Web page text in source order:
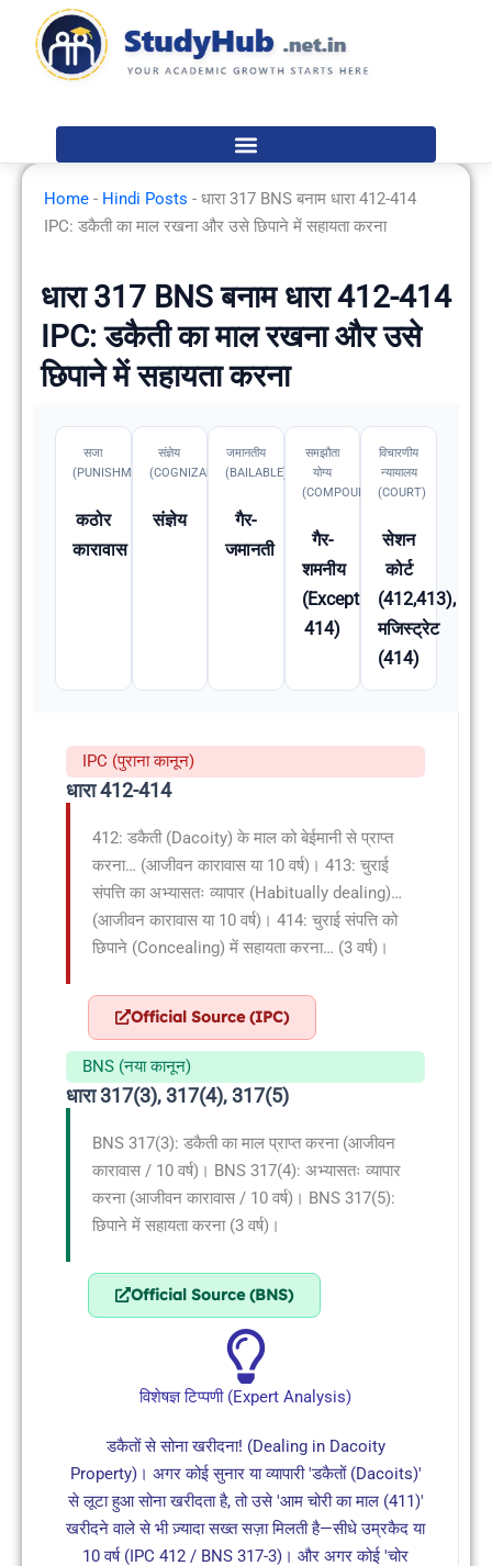
content
Home - Hindi Posts - धारा 317 BNS बनाम धारा 412-414
IPC: डकैती का माल रखना और उसे छिपाने में सहायता करना
धारा 317 BNS बनाम धारा 412-414
IPC: डकैती का माल रखना और उसे
छिपाने में सहायता करना
सजा
(PUNISHMENT)
कठोर
कारावास
संज्ञेय
(COGNIZABLE)
संज्ञेय
जमानतीय
(BAILABLE)
गैर-
जमानती
समझौता
योग्य
(COMPOUNDABLE
गैर-
शमनीय
(Except
414)
विचारणीय
न्यायालय
(COURT)
सेशन
कोर्ट
(412,413),
मजिस्ट्रेट
(414)
IPC (पुराना कानून)
धारा 412-414
412: डकैती (Dacoity) के माल को बेईमानी से प्राप्त
करना… (आजीवन कारावास या 10 वर्ष)। 413: चुराई
संपत्ति का अभ्यासतः व्यापार (Habitually dealing)…
(आजीवन कारावास या 10 वर्ष)। 414: चुराई संपत्ति को
छिपाने (Concealing) में सहायता करना… (3 वर्ष)।
Official Source (IPC)
BNS (नया कानून)
धारा 317(3), 317(4), 317(5)
BNS 317(3): डकैती का माल प्राप्त करना (आजीवन
कारावास / 10 वर्ष)। BNS 317(4): अभ्यासतः व्यापार
करना (आजीवन कारावास / 10 वर्ष)। BNS 317(5):
छिपाने में सहायता करना (3 वर्ष)।
Official Source (BNS)
विशेषज्ञ टिप्पणी (Expert Analysis)
डकैतों से सोना खरीदना! (Dealing in Dacoity
Property)। अगर कोई सुनार या व्यापारी 'डकैतों (Dacoits)'
से लूटा हुआ सोना खरीदता है, तो उसे 'आम चोरी का माल (411)'
खरीदने वाले से भी ज़्यादा सख्त सज़ा मिलती है—सीधे उम्रकैद या
10 वर्ष (IPC 412 / BNS 317-3)। और अगर कोई 'चोर